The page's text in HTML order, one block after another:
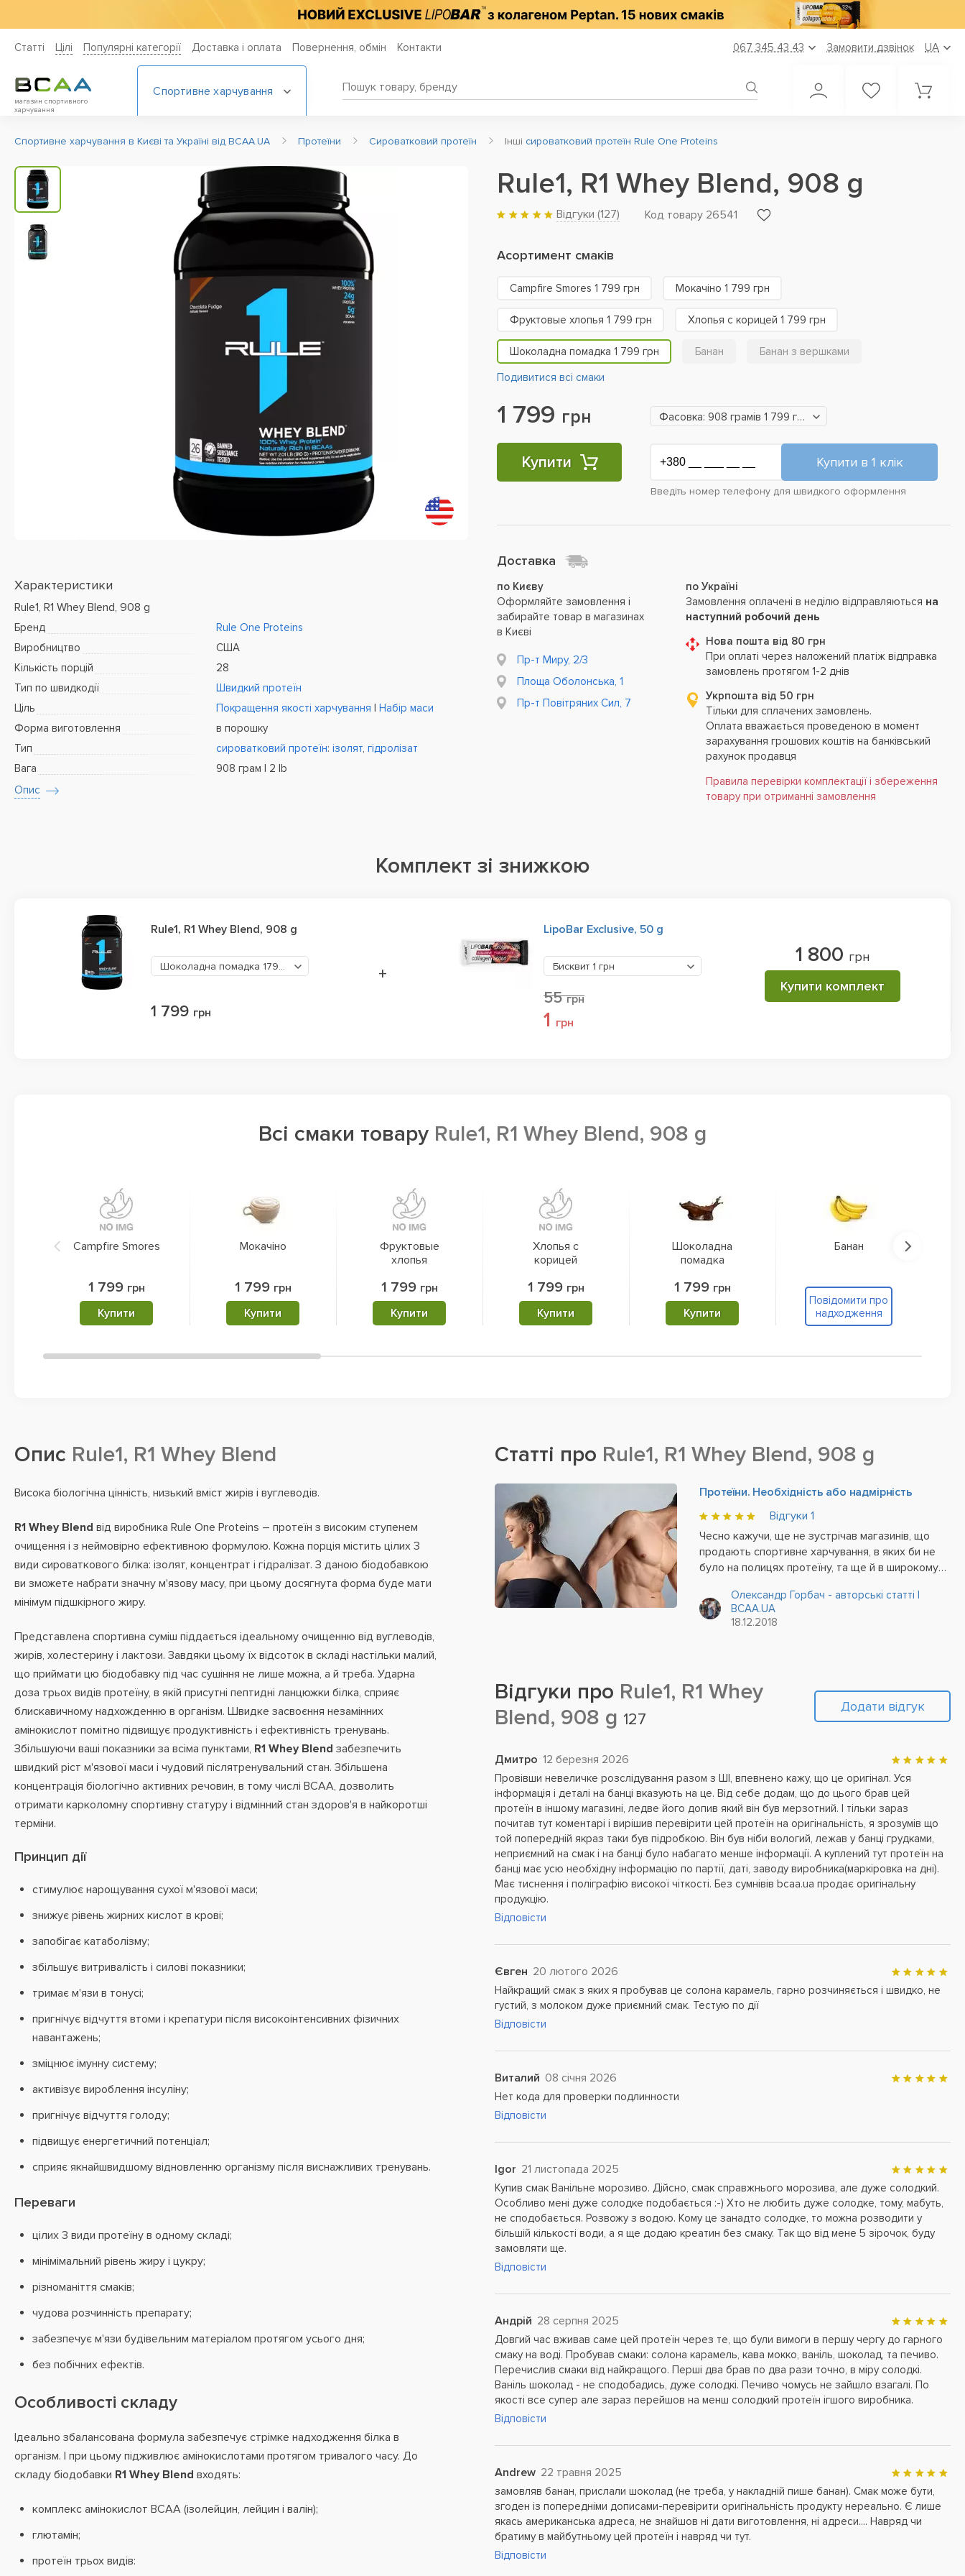
Статті Цiлi Популярні категорії Доставка і оплата Повернення, обмін Контакти 067 345 43 43 Замовити дзвінок UA
магазин спортивного
харчування
Спортивне харчування
Спортивне харчування в Києві та Україні від BCAA.UA Протеїни Сироватковий протеїн Інші сироватковий протеїн Rule One Proteins
Характеристики
Rule1, R1 Whey Blend, 908 g
Бренд
Rule One Proteins
Виробництво
США
Кількість порцій
28
Тип по швидкодії
Швидкий протеїн
Ціль
Покращення якості харчування | Набір маси
Форма виготовлення
в порошку
Тип
сироватковий протеїн: ізолят, гідролізат
Вага
908 грам | 2 lb
Опис
Rule1, R1 Whey Blend, 908 g
Відгуки (127) Код товару 26541
Асортимент смаків
Campfire Smores 1 799 грн Мокачіно 1 799 грн
Фруктовые хлопья 1 799 грн Хлопья с корицей 1 799 грн
Шоколадна помадка 1 799 грн Банан
Банан з вершками
Подивитися всі смаки
1 799 грн Фасовка: 908 грамів 1 799 грн
Купити
Введіть номер телефону для швидкого оформлення
Доставка
по Києву
Оформляйте замовлення і
забирайте товар в магазинах
в Києві
Пр-т Миру, 2/3
Площа Оболонська, 1
Пр-т Повітряних Сил, 7
по Україні
Замовлення оплачені в неділю відправляються на
наступний робочий день
Нова пошта від 80 грн
При оплаті через наложений платіж відправка
замовлень протягом 1-2 днів
Укрпошта від 50 грн
Тільки для сплачених замовлень.
Оплата вважається проведеною в момент
зарахування грошових коштів на банківський
рахунок продавця
Правила перевірки комплектації і збереження
товару при отриманні замовлення
Комплект зі знижкою
Rule1, R1 Whey Blend, 908 g
Шоколадна помадка 1799 грн
1 799 грн
+
LipoBar Exclusive, 50 g
Бисквит 1 грн
55грн
1 грн
1 800 грн
Купити комплект
Всі смаки товару Rule1, R1 Whey Blend, 908 g
Campfire Smores
1 799 грн
Купити
Мокачіно
1 799 грн
Купити
Фруктовые
хлопья
1 799 грн
Купити
Хлопья с
корицей
1 799 грн
Купити
Шоколадна
помадка
1 799 грн
Купити
Банан
Повідомити про
надходження
Опис Rule1, R1 Whey Blend
Висока біологічна цінність, низький вміст жирів і вуглеводів.
R1 Whey Blend від виробника Rule One Proteins – протеїн з високим ступенем
очищення і з неймовірно ефективною формулою. Кожна порція містить цілих 3
види сироваткового білка: ізолят, концентрат і гідралізат. З даною біодобавкою
ви зможете набрати значну м'язову масу, при цьому досягнута форма буде мати
мінімум підшкірного жиру.
Представлена ​​спортивна суміш піддається ідеальному очищенню від вуглеводів,
жирів, холестерину і лактози. Завдяки цьому їх відсоток в складі настільки малий,
що приймати цю біодобавку під час сушіння не лише можна, а й треба. Ударна
доза трьох видів протеїну, в якій присутні пептидні ланцюжки білка, сприяє
блискавичному надхожденню в організм. Швидке засвоєння незамінних
амінокислот помітно підвищує продуктивність і ефективність тренувань.
Збільшуючи ваші показники за всіма пунктами, R1 Whey Blend забезпечить
швидкий ріст м'язової маси і чудовий післятренувальний стан. Збільшена
концентрація біологічно активних речовин, в тому числі BCAA, дозволить
отримати карколомну спортивну статуру і відмінний стан здоров'я в найкоротші
терміни.
Принцип дії
стимулює нарощування сухої м'язової маси;
знижує рівень жирних кислот в крові;
запобігає катаболізму;
збільшує витривалість і силові показники;
тримає м'язи в тонусі;
пригнічує відчуття втоми і крепатури після високоінтенсивних фізичних
навантажень;
зміцнює імунну систему;
активізує вироблення інсуліну;
пригнічує відчуття голоду;
підвищує енергетичний потенціал;
сприяє якнайшвидшому відновленню організму після виснажливих тренувань.
Переваги
цілих 3 види протеїну в одному складі;
мінімімальний рівень жиру і цукру;
різноманіття смаків;
чудова розчинність препарату;
забезпечує м'язи будівельним матеріалом протягом усього дня;
без побічних ефектів.
Особливості складу
Ідеально збалансована формула забезпечує стрімке надходження білка в
організм. І при цьому підживлює амінокислотами протягом тривалого часу. До
складу біодобавки R1 Whey Blend входять:
комплекс амінокислот BCAA (ізолейцин, лейцин і валін);
глютамін;
протеїн трьох видів:
Статті про Rule1, R1 Whey Blend, 908 g
Протеїни. Необхідність або надмірність
Відгуки1
Чесно кажучи, ще не зустрічав магазинів, що
продають спортивне харчування, в яких би не
було на полицях протеїну, та ще й в широкому
висновок - цей товар популярний і добре
продається. Але знову ж, подивившись на...
Олександр Горбач - авторські статті |
BCAA.UA
18.12.2018
Відгуки про Rule1, R1 Whey
Blend, 908 g127
Додати відгук
Дмитро 12 березня 2026
Провівши невеличке розслідування разом з ШІ, впевнено кажу, що це оригінал. Уся
інформація і деталі на банці вказують на це. Від себе додам, що до цього брав цей
протеїн в іншому магазині, ледве його допив який він був мерзотний. І тільки зараз
почитав тут коментарі і вирішив перевірити цей протеїн на оригінальність, я зрозумів що
той попередній якраз таки був підробкою. Він був ніби вологий, лежав у банці грудками,
неприємний на смак і на банці було набагато менше інформації. А куплений тут протеїн на
банці має усю необхідну інформацію по партії, даті, заводу виробника(маркіровка на дні).
Має тиснення і поліграфію високої чіткості. Без сумнівів bcaa.ua продає оригінальну
продукцію.
Відповісти
Євген 20 лютого 2026
Найкращий смак з яких я пробував це солона карамель, гарно розчиняється і швидко, не
густий, з молоком дуже приємний смак. Тестую по дії
Відповісти
Виталий 08 січня 2026
Нет кода для проверки подлинности
Відповісти
Igor 21 листопада 2025
Купив смак Ванільне морозиво. Дійсно, смак справжнього морозива, але дуже солодкий.
Особливо мені дуже солодке подобається :-) Хто не любить дуже солодке, тому, мабуть,
не сподобається. Розвожу з водою. Кому це занадто солодке, то можна розводити у
більшій кількості води, а я ще додаю креатин без смаку. Так що від мене 5 зірочок, буду
замовляти ще.
Відповісти
Андрій 28 серпня 2025
Довгий час вживав саме цей протеїн через те, що були вимоги в першу чергу до гарного
смаку на воді. Пробував смаки: солона карамель, кава мокко, ваніль, шоколад, та печиво.
Перечислив смаки від найкращого. Перші два брав по два рази точно, в міру солодкі.
Ваніль шоколад - не сподобадись, дуже солодкі. Печиво чомусь не зайшло взагалі. По
якості все супер але зараз перейшов на менш солодкий протеїн ігшого виробника.
Відповісти
Andrew 22 травня 2025
замовляв банан, прислали шоколад (не треба, у накладній пише банан). Смак може бути,
згоден із попередніми дописами-перевірити оригінальність продукту нереально. Є лише
якась американська адреса, не знайшов ні дати виготовлення, ні адреси.... Навряд чи
братиму в майбутньому цей протеїн і навряд чи тут.
Відповісти